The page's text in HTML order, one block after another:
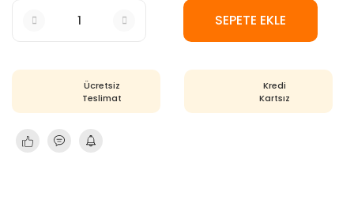
SEPETE EKLE
Ücretsiz
Teslimat
Kredi
Kartsız